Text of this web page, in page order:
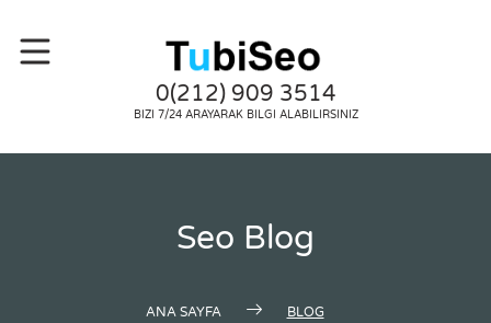
0(212) 909 3514
BIZI 7/24 ARAYARAK BILGI ALABILIRSINIZ
Seo Blog
ANA SAYFA BLOG